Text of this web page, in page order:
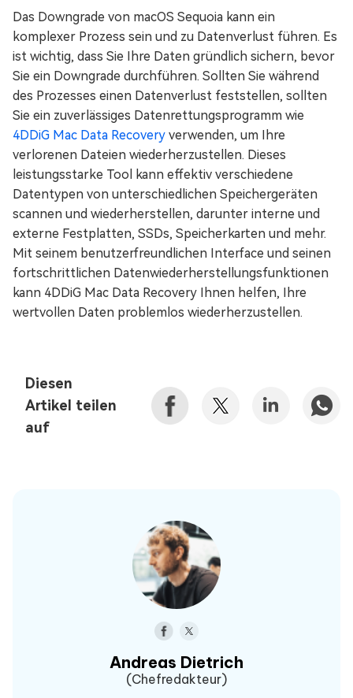
Das Downgrade von macOS Sequoia kann ein
komplexer Prozess sein und zu Datenverlust führen. Es
ist wichtig, dass Sie Ihre Daten gründlich sichern, bevor
Sie ein Downgrade durchführen. Sollten Sie während
des Prozesses einen Datenverlust feststellen, sollten
Sie ein zuverlässiges Datenrettungsprogramm wie
4DDiG Mac Data Recovery verwenden, um Ihre
verlorenen Dateien wiederherzustellen. Dieses
leistungsstarke Tool kann effektiv verschiedene
Datentypen von unterschiedlichen Speichergeräten
scannen und wiederherstellen, darunter interne und
externe Festplatten, SSDs, Speicherkarten und mehr.
Mit seinem benutzerfreundlichen Interface und seinen
fortschrittlichen Datenwiederherstellungsfunktionen
kann 4DDiG Mac Data Recovery Ihnen helfen, Ihre
wertvollen Daten problemlos wiederherzustellen.
Diesen
Artikel teilen
auf
Andreas Dietrich
(Chefredakteur)